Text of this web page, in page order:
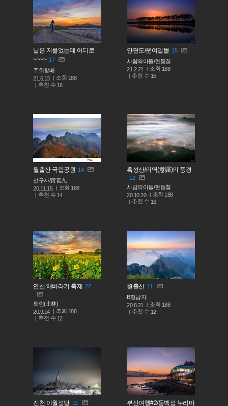
날은 저물었는데 어디로
~~~~ 17
주희할배
21.6.13
조회 188
추천 수 16
안면도/운여일몰 15
사람의아들/현동철
21.2.21
조회 188
추천 수 15
월출산 국립공원 14
선구자/黃善九
20.11.15
조회 188
추천 수 14
흑성산/의역(意譯)의 풍경
12
사람의아들/현동철
20.10.20
조회 188
추천 수 13
연천 해바라기 축제 22
토림(土林)
20.9.14
조회 188
추천 수 12
월출산 11
B형남자
20.8.21
조회 188
추천 수 12
진천 이월성당 12 부산여행#2/동백섬 누리마